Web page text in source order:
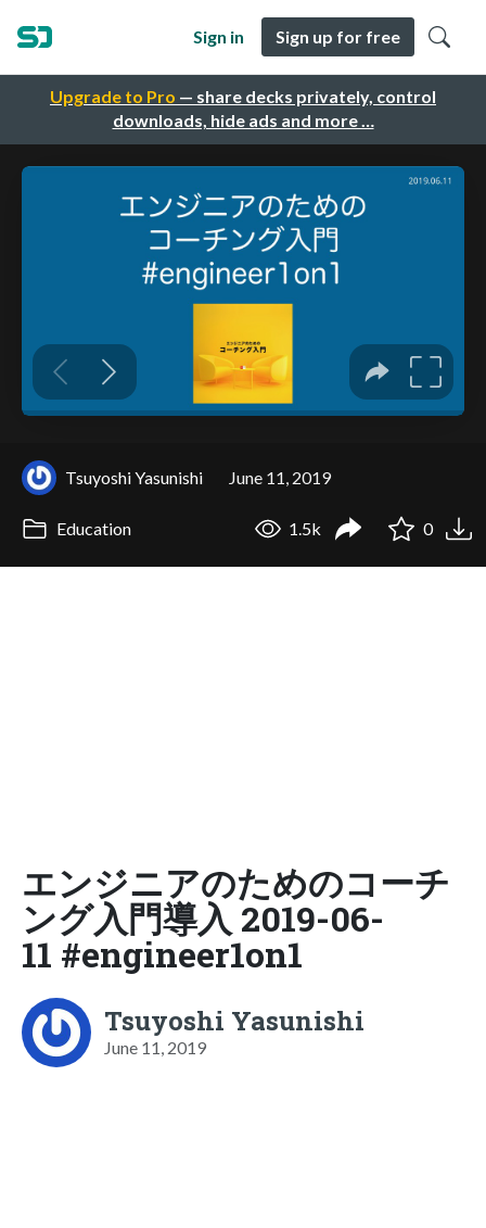
Upgrade to Pro — share decks privately, control
downloads, hide ads and more …
Sign in Sign up for free
Tsuyoshi Yasunishi June 11, 2019
Education 1.5k 0
エンジニアのためのコーチ
ング入門導入 2019-06-
11 #engineer1on1
Tsuyoshi Yasunishi
June 11, 2019